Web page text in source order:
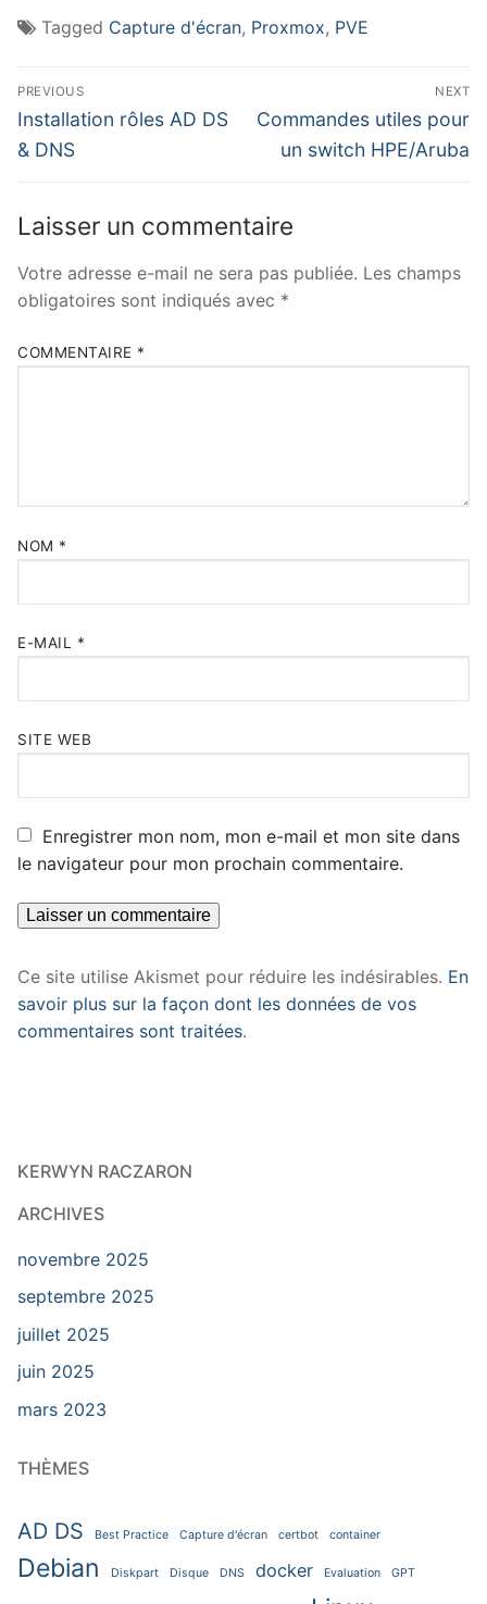
Tagged Capture d'écran, Proxmox, PVE
PREVIOUS
Installation rôles AD DS
& DNS
NEXT
Commandes utiles pour
un switch HPE/Aruba
Laisser un commentaire
Votre adresse e-mail ne sera pas publiée. Les champs
obligatoires sont indiqués avec *
COMMENTAIRE *
NOM *
E-MAIL *
SITE WEB
Enregistrer mon nom, mon e-mail et mon site dans
le navigateur pour mon prochain commentaire.
Ce site utilise Akismet pour réduire les indésirables. En
savoir plus sur la façon dont les données de vos
commentaires sont traitées.
KERWYN RACZARON
ARCHIVES
novembre 2025
septembre 2025
juillet 2025
juin 2025
mars 2023
THÈMES
AD DS Best Practice Capture d'écran certbot container
Debian Diskpart Disque DNS docker Evaluation GPT